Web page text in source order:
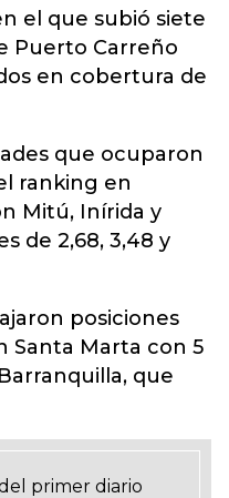
el que subió siete
Puerto Carreño
en cobertura de
que ocuparon
ranking en
Mitú, Inírida y
de 2,68, 3,48 y
posiciones
Santa Marta con 5
que
primer diario